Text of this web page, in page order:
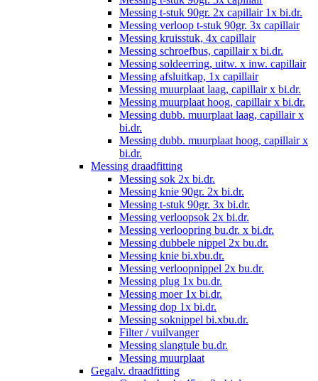
Messing t-stuk 90gr. 2x capillair 1x bi.dr.
Messing verloop t-stuk 90gr. 3x capillair
Messing kruisstuk, 4x capillair
Messing schroefbus, capillair x bi.dr.
Messing soldeerring, uitw. x inw. capillair
Messing afsluitkap, 1x capillair
Messing muurplaat laag, capillair x bi.dr.
Messing muurplaat hoog, capillair x bi.dr.
Messing dubb. muurplaat laag, capillair x
bi.dr.
Messing dubb. muurplaat hoog, capillair x
bi.dr.
Messing draadfitting
Messing sok 2x bi.dr.
Messing knie 90gr. 2x bi.dr.
Messing t-stuk 90gr. 3x bi.dr.
Messing verloopsok 2x bi.dr.
Messing verloopring bu.dr. x bi.dr.
Messing dubbele nippel 2x bu.dr.
Messing knie bi.xbu.dr.
Messing verloopnippel 2x bu.dr.
Messing plug 1x bu.dr.
Messing moer 1x bi.dr.
Messing dop 1x bi.dr.
Messing soknippel bi.xbu.dr.
Filter / vuilvanger
Messing slangtule bu.dr.
Messing muurplaat
Gegalv. draadfitting